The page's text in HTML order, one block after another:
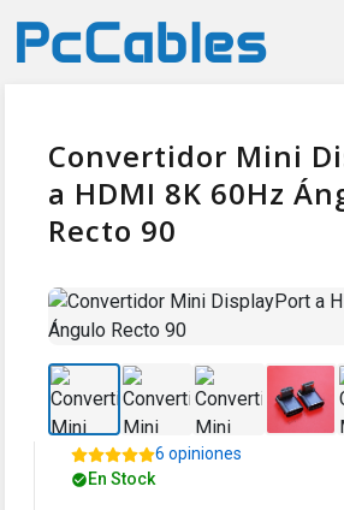
Convertidor Mini
a HDMI 8K 60Hz
Recto 90
6 opiniones
En Stock